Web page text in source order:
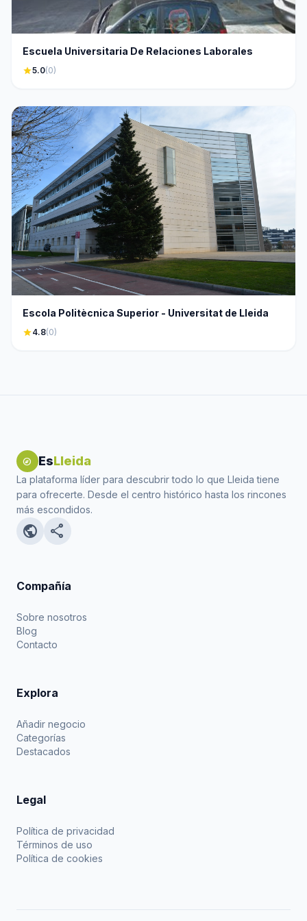
Escuela Universitaria De Relaciones Laborales
star5.0(0)
Escola Politècnica Superior - Universitat de Lleida
star4.8(0)
explore EsLleida
La plataforma líder para descubrir todo lo que Lleida tiene
para ofrecerte. Desde el centro histórico hasta los rincones
más escondidos.
public share
Compañía
Sobre nosotros
Blog
Contacto
Explora
Añadir negocio
Categorías
Destacados
Legal
Política de privacidad
Términos de uso
Política de cookies